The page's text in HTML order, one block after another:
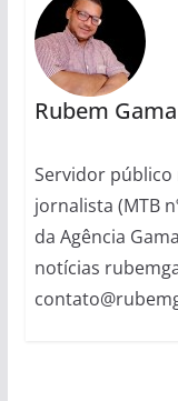
Rubem Gama
Servidor público
jornalista (MTB
da Agência
notícias